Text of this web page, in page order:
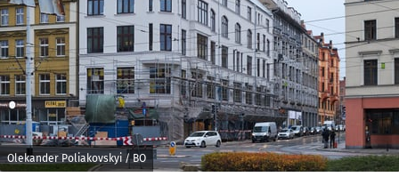
Olekander Poliakovskyi / BO